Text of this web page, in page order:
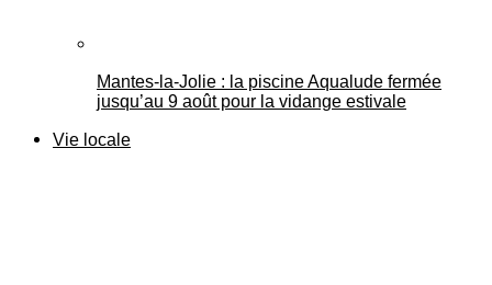
Mantes-la-Jolie : la piscine Aqualude fermée
jusqu’au 9 août pour la vidange estivale
Vie locale